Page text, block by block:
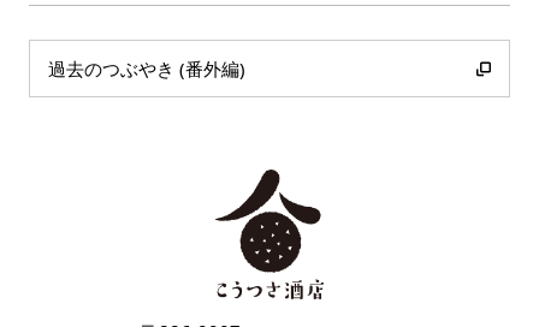
過去のつぶやき (番外編)